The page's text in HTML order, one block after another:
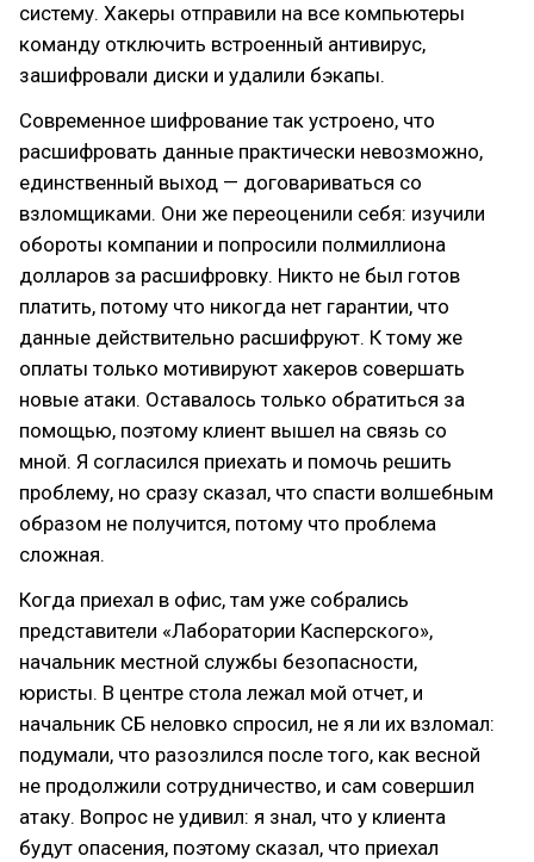
систему. Хакеры отправили на все компьютеры
команду отключить встроенный антивирус,
зашифровали диски и удалили бэкапы.
Современное шифрование так устроено, что
расшифровать данные практически невозможно,
единственный выход — договариваться со
взломщиками. Они же переоценили себя: изучили
обороты компании и попросили полмиллиона
долларов за расшифровку. Никто не был готов
платить, потому что никогда нет гарантии, что
данные действительно расшифруют. К тому же
оплаты только мотивируют хакеров совершать
новые атаки. Оставалось только обратиться за
помощью, поэтому клиент вышел на связь со
мной. Я согласился приехать и помочь решить
проблему, но сразу сказал, что спасти волшебным
образом не получится, потому что проблема
сложная.
Когда приехал в офис, там уже собрались
представители «Лаборатории Касперского»,
начальник местной службы безопасности,
юристы. В центре стола лежал мой отчет, и
начальник СБ неловко спросил, не я ли их взломал:
подумали, что разозлился после того, как весной
не продолжили сотрудничество, и сам совершил
атаку. Вопрос не удивил: я знал, что у клиента
будут опасения, поэтому сказал, что приехал